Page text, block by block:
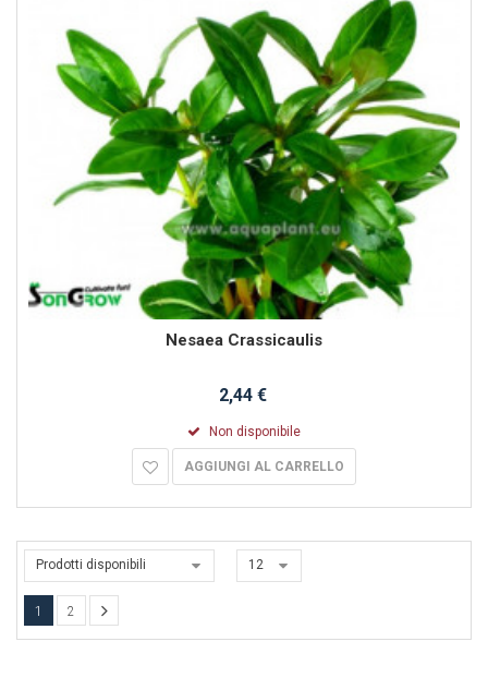
Nesaea Crassicaulis
2,44 €
Non disponibile
AGGIUNGI AL CARRELLO
Prodotti disponibili 12
1 2